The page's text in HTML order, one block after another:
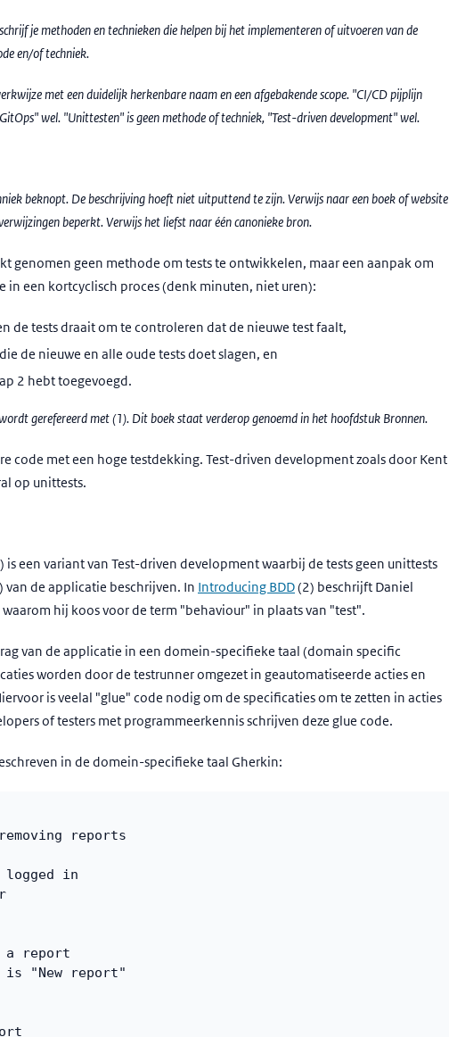
je methoden en technieken die helpen bij het implementeren of uitvoeren van de
en/of techniek.
met een duidelijk herkenbare naam en een afgebakende scope. "CI/CD pijplijn
wel. "Unittesten" is geen methode of techniek, "Test-driven development" wel.
beknopt. De beschrijving hoeft niet uitputtend te zijn. Verwijs naar een boek of website
beperkt. Verwijs het liefst naar één canonieke bron.
genomen geen methode om tests te ontwikkelen, maar een aanpak om
in een kortcyclisch proces (denk minuten, niet uren):
de tests draait om te controleren dat de nieuwe test faalt,
de nieuwe en alle oude tests doet slagen, en
2 hebt toegevoegd.
gerefereerd met (1). Dit boek staat verderop genoemd in het hoofdstuk Bronnen.
code met een hoge testdekking. Test-driven development zoals door Kent
op unittests.
een variant van Test-driven development waarbij de tests geen unittests
van de applicatie beschrijven. In Introducing BDD(2) beschrijft Daniel
hij koos voor de term "behaviour" in plaats van "test".
van de applicatie in een domein-specifieke taal (domain specific
worden door de testrunner omgezet in geautomatiseerde acties en
is veelal "glue" code nodig om de specificaties om te zetten in acties
of testers met programmeerkennis schrijven deze glue code.
in de domein-specifieke taal Gherkin:
reports
logged in
a report
"New report"